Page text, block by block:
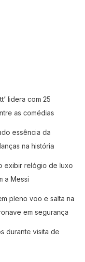
lidera com 25
as comédias
essência da
na história
exibir relógio de luxo
a Messi
pleno voo e salta na
em segurança
durante visita de